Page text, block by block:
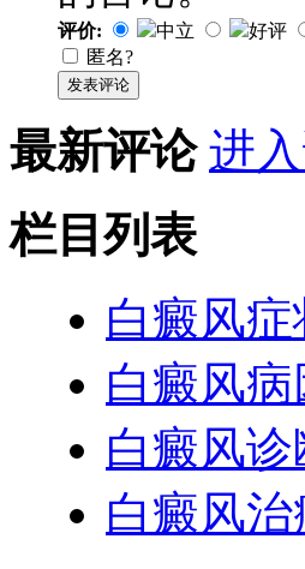
评价: 中立 好评
匿名?
发表评论
最新评论 进
栏目列表
白癜风症
白癜风病
白癜风诊
白癜风治